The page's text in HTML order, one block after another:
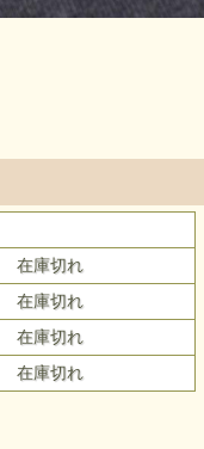
在庫切れ
在庫切れ
在庫切れ
在庫切れ